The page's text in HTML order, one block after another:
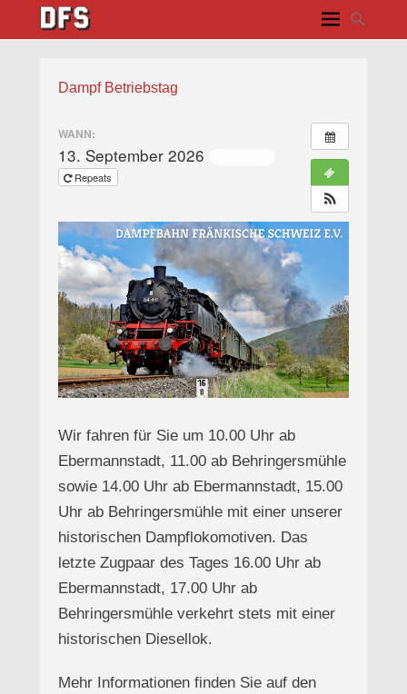
Dampf Betriebstag
WANN:
13. September 2026
Repeats
Wir fahren für Sie um 10.00 Uhr ab
Ebermannstadt, 11.00 ab Behringersmühle
sowie 14.00 Uhr ab Ebermannstadt, 15.00
Uhr ab Behringersmühle mit einer unserer
historischen Dampflokomotiven. Das
letzte Zugpaar des Tages 16.00 Uhr ab
Ebermannstadt, 17.00 Uhr ab
Behringersmühle verkehrt stets mit einer
historischen Diesellok.
Mehr Informationen finden Sie auf den